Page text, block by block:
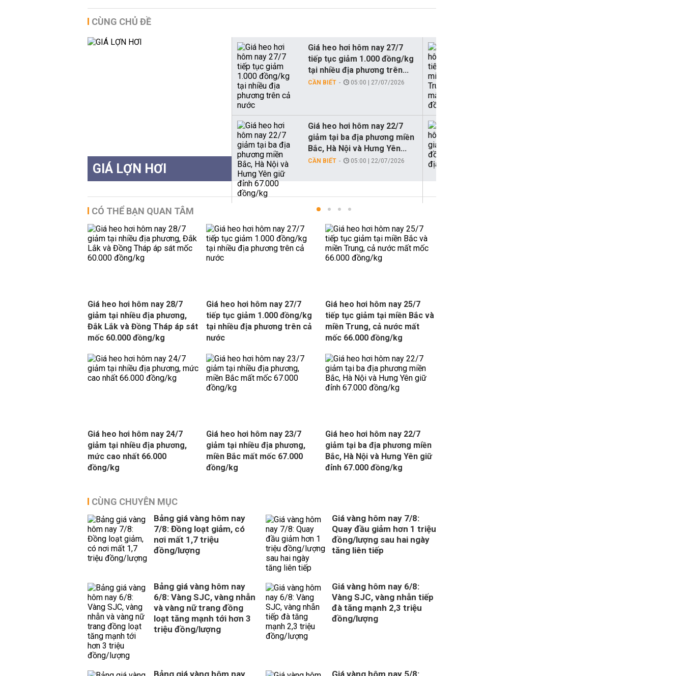
CÙNG CHỦ ĐỀ
GIÁ LỢN HƠI
Giá heo hơi hôm nay 27/7
tiếp tục giảm 1.000 đồng/kg
tại nhiều địa phương trên...
CẦN BIẾT 05:00 | 27/07/2026
Giá heo hơi hôm nay 22/7
giảm tại ba địa phương miền
Bắc, Hà Nội và Hưng Yên...
CẦN BIẾT 05:00 | 22/07/2026
CÓ THỂ BẠN QUAN TÂM
Giá heo hơi hôm nay 28/7
giảm tại nhiều địa phương,
Đắk Lắk và Đồng Tháp áp sát
mốc 60.000 đồng/kg
Giá heo hơi hôm nay 27/7
tiếp tục giảm 1.000 đồng/kg
tại nhiều địa phương trên cả
nước
Giá heo hơi hôm nay 25/7
tiếp tục giảm tại miền Bắc và
miền Trung, cả nước mất
mốc 66.000 đồng/kg
Giá heo hơi hôm nay 24/7
giảm tại nhiều địa phương,
mức cao nhất 66.000
đồng/kg
Giá heo hơi hôm nay 23/7
giảm tại nhiều địa phương,
miền Bắc mất mốc 67.000
đồng/kg
Giá heo hơi hôm nay 22/7
giảm tại ba địa phương miền
Bắc, Hà Nội và Hưng Yên giữ
đỉnh 67.000 đồng/kg
CÙNG CHUYÊN MỤC
Bảng giá vàng hôm nay
7/8: Đồng loạt giảm, có
nơi mất 1,7 triệu
đồng/lượng
Giá vàng hôm nay 7/8:
Quay đầu giảm hơn 1 triệu
đồng/lượng sau hai ngày
tăng liên tiếp
Bảng giá vàng hôm nay
6/8: Vàng SJC, vàng nhẫn
và vàng nữ trang đồng
loạt tăng mạnh tới hơn 3
triệu đồng/lượng
Giá vàng hôm nay 6/8:
Vàng SJC, vàng nhẫn tiếp
đà tăng mạnh 2,3 triệu
đồng/lượng
Bảng giá vàng hôm nay Giá vàng hôm nay 5/8: